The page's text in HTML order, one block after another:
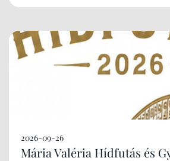
2026-09-26
Mária Valéria Hídfutás és